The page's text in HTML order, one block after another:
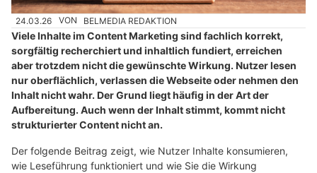
24.03.26 VON BELMEDIA REDAKTION
Viele Inhalte im Content Marketing sind fachlich korrekt,
sorgfältig recherchiert und inhaltlich fundiert, erreichen
aber trotzdem nicht die gewünschte Wirkung. Nutzer lesen
nur oberflächlich, verlassen die Webseite oder nehmen den
Inhalt nicht wahr. Der Grund liegt häufig in der Art der
Aufbereitung. Auch wenn der Inhalt stimmt, kommt nicht
strukturierter Content nicht an.
Der folgende Beitrag zeigt, wie Nutzer Inhalte konsumieren,
wie Leseführung funktioniert und wie Sie die Wirkung